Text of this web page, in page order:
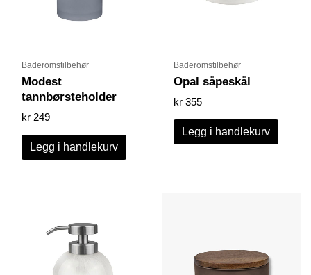
Baderomstilbehør
Modest
tannbørsteholder
kr 249
Legg i handlekurv
Baderomstilbehør
Opal såpeskål
kr 355
Legg i handlekurv